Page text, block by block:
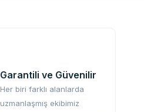
Garantili ve Güvenilir
Her biri farklı alanlarda
uzmanlaşmış ekibimiz